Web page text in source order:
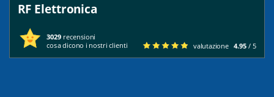
RF Elettronica
3029 recensioni
cosa dicono i nostri clienti
valutazione 4.95 / 5